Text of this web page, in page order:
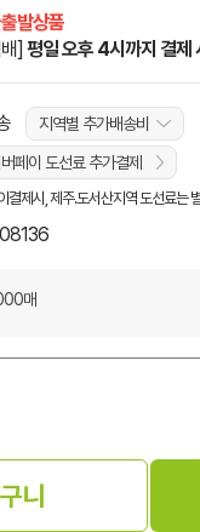
발상품
] 평일 오후 4시까지 결제
지역별 추가배송비
페이 도선료 추가결제
결제시, 제주.도서산지역 도선료는
매
니